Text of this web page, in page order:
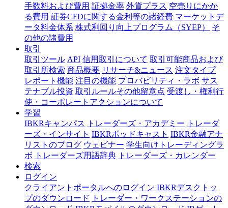
手数料および費用 証拠金率 外貨プラス 空売りにかか
る費用 証券CFDに関する金利等の諸経費 マーケットデ
ータ料金体系 株式利回り向上プログラム（SYEP）
そ
の他の諸費用
取引
取引ツール API 信用取引について 取引可能商品および
取引所検索 商品概要 リサーチ&ニュース 注文タイプ
レポート機能 注目の機能 プロバビリティ・ラボ サス
テナブル投資 取引ルールその他留意点 受渡し・権利行
使・コーポレートアクションについて
学習
IBKRキャンパス
トレーダーズ・アカデミー
トレーダ
ーズ・インサイト IBKRポッドキャスト IBKR金融アナ
リストのブログ ウェビナー 学生向けトレーディングラ
ボ
トレーダーズ用語辞典 トレーダーズ・カレンダー
検索
ログイン
クライアントポータルへのログイン IBKRデスクトッ
プのダウンロード
トレーダー・ワークステーションの